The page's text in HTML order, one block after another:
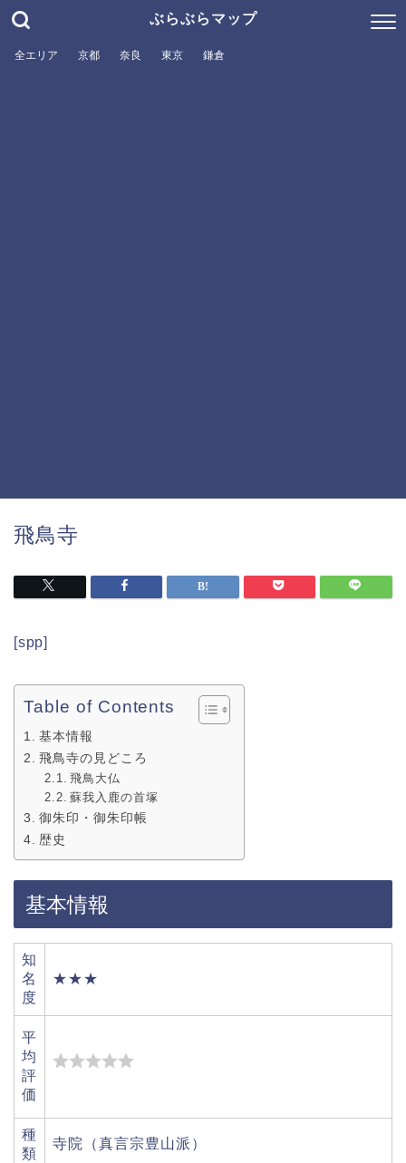
ぶらぶらマップ
全エリア 京都 奈良 東京 鎌倉
飛鳥寺
[spp]
Table of Contents
基本情報
飛鳥寺の見どころ
飛鳥大仏
蘇我入鹿の首塚
御朱印・御朱印帳
歴史
基本情報
知
名
度
★★★
平
均
評
価
種
類
寺院（真言宗豊山派）